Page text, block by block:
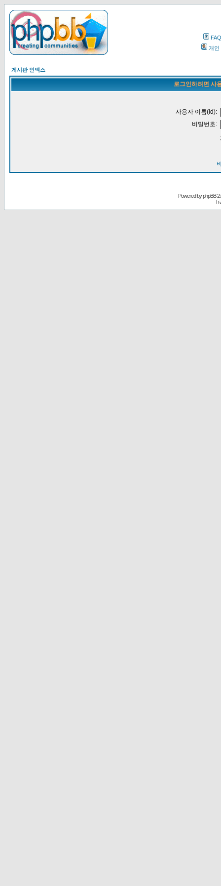
FAQ
개인
게시판 인덱스
로그인하려면 사
사용자 이름(id):
비밀번호:
Powered byphpBB